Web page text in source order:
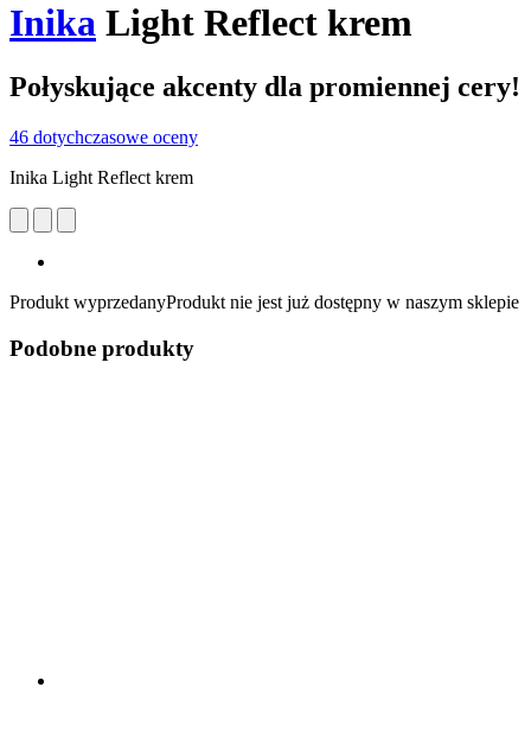
Inika Light Reflect krem
Połyskujące akcenty dla promiennej cery!
46 dotychczasowe oceny
Inika Light Reflect krem
Produkt wyprzedanyProdukt nie jest już dostępny w naszym sklepie
Podobne produkty